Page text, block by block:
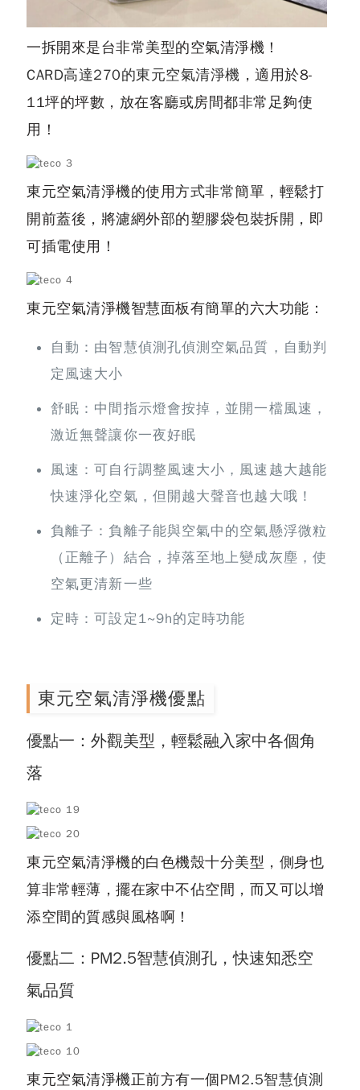
一拆開來是台非常美型的空氣清淨機！
CARD高達270的東元空氣清淨機 ，適用於8-
11坪的坪數，放在客廳或房間都非常足夠使
用！
東元空氣清淨機的使用方式非常簡單，輕鬆打
開前蓋後，將濾網外部的塑膠袋包裝拆開，即
可插電使用！
東元空氣清淨機智慧面板有簡單的六大功能：
自動：由智慧偵測孔偵測空氣品質，自動判
定風速大小
舒眠：中間指示燈會按掉，並開一檔風速，
激近無聲讓你一夜好眠
風速：可自行調整風速大小，風速越大越能
快速淨化空氣，但開越大聲音也越大哦！
負離子：負離子能與空氣中的空氣懸浮微粒
（正離子）結合，掉落至地上變成灰塵，使
空氣更清新一些
定時：可設定1~9h的定時功能
東元空氣清淨機優點
優點一：外觀美型，輕鬆融入家中各個角
落
東元空氣清淨機的白色機殼十分美型，側身也
算非常輕薄，擺在家中不佔空間，而又可以增
添空間的質感與風格啊！
優點二：PM2.5智慧偵測孔，快速知悉空
氣品質
東元空氣清淨機正前方有一個PM2.5智慧偵測